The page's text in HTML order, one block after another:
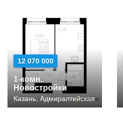
12 070 000
1-комн.
Новостройки
Казань, Адмиралтейская